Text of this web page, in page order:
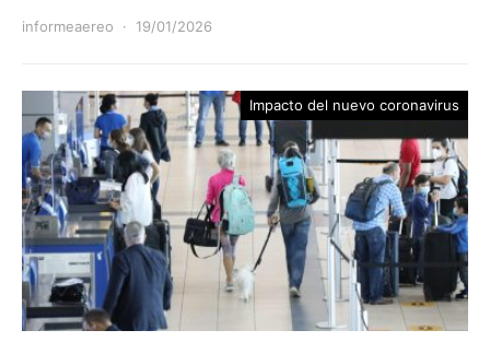
informeaereo 19/01/2026
Impacto del nuevo coronavirus